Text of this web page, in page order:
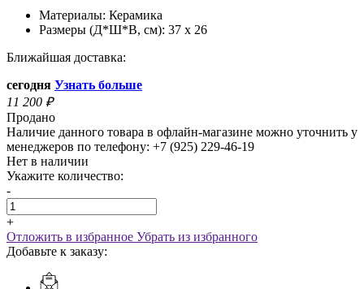
Материалы: Керамика
Размеры (Д*Ш*В, см): 37 х 26
Ближайшая доставка:
сегодня Узнать больше
11 200 ₽
Продано
Наличие данного товара в офлайн-магазине можно уточнить у
менеджеров по телефону: +7 (925) 229-46-19
Нет в наличии
Укажите количество:
-
+
Отложить в избранное Убрать из избранного
Добавьте к заказу: